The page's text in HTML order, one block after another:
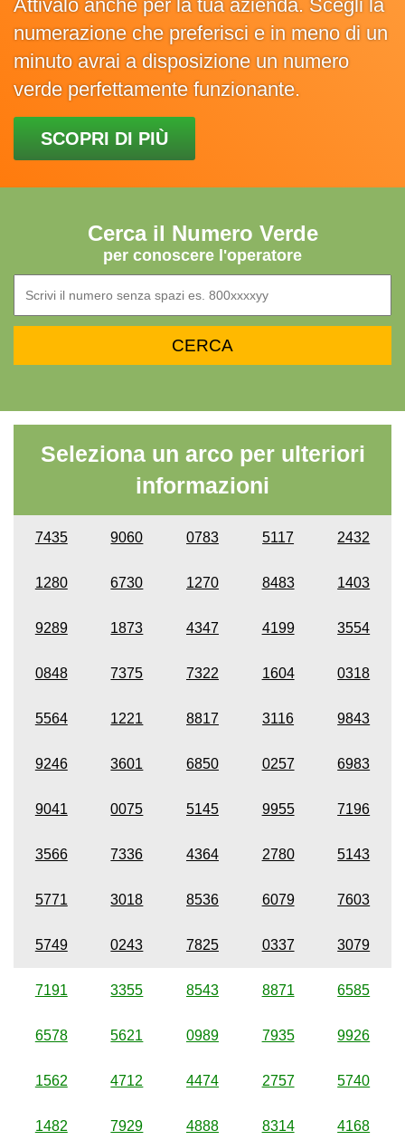
Attivalo anche per la tua azienda. Scegli la
numerazione che preferisci e in meno di un
minuto avrai a disposizione un numero
verde perfettamente funzionante.
SCOPRI DI PIÙ
Cerca il Numero Verde
per conoscere l'operatore
Seleziona un arco per ulteriori
informazioni
7435 9060 0783 5117 2432
1280 6730 1270 8483 1403
9289 1873 4347 4199 3554
0848 7375 7322 1604 0318
5564 1221 8817 3116 9843
9246 3601 6850 0257 6983
9041 0075 5145 9955 7196
3566 7336 4364 2780 5143
5771 3018 8536 6079 7603
5749 0243 7825 0337 3079
7191 3355 8543 8871 6585
6578 5621 0989 7935 9926
1562 4712 4474 2757 5740
1482 7929 4888 8314 4168